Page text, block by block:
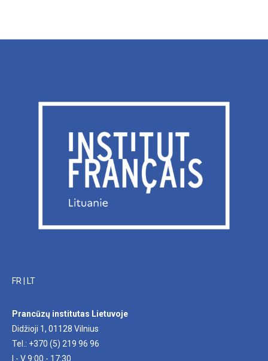
FR LT
Prancūzų institutas Lietuvoje
Didžioji 1, 01128 Vilnius
Tel.: +370 (5) 219 96 96
I - V 9:00 - 17:30